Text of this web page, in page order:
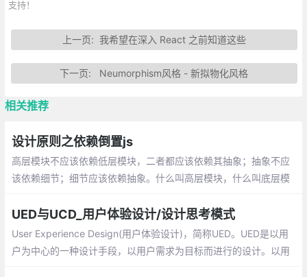
支持！
上一页: 我希望在深入 React 之前知道这些
下一页: Neumorphism风格 - 新拟物化风格
相关推荐
设计原则之依赖倒置js
高层模块不应该依赖低层模块，二者都应该依赖其抽象；抽象不应
该依赖细节；细节应该依赖抽象。什么叫高层模块，什么叫底层模
UED与UCD_用户体验设计/设计思考模式
User Experience Design(用户体验设计)，简称UED。UED是以用
户为中心的一种设计手段，以用户需求为目标而进行的设计。以用